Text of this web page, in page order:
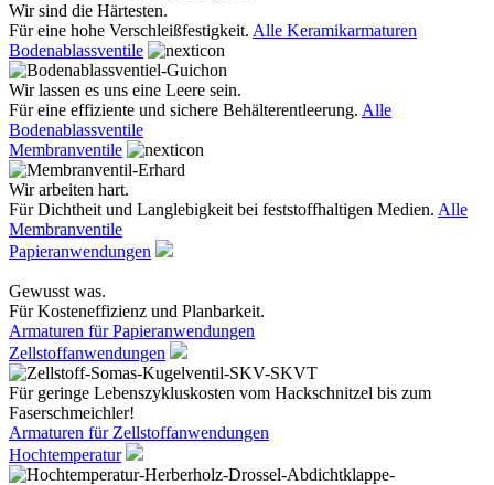
Wir sind die Härtesten.
Für eine hohe Verschleißfestigkeit. Alle Keramikarmaturen
Bodenablassventile
Wir lassen es uns eine Leere sein.
Für eine effiziente und sichere Behälterentleerung. Alle
Bodenablassventile
Membranventile
Wir arbeiten hart.
Für Dichtheit und Langlebigkeit bei feststoffhaltigen Medien. Alle
Membranventile
Papieranwendungen
Gewusst was.
Für Kosteneffizienz und Planbarkeit.
Armaturen für Papieranwendungen
Zellstoffanwendungen
Für geringe Lebenszykluskosten vom Hackschnitzel bis zum
Faserschmeichler!
Armaturen für Zellstoffanwendungen
Hochtemperatur